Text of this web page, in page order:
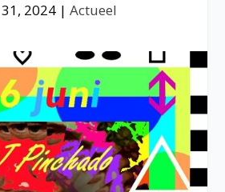
2024 | Actueel